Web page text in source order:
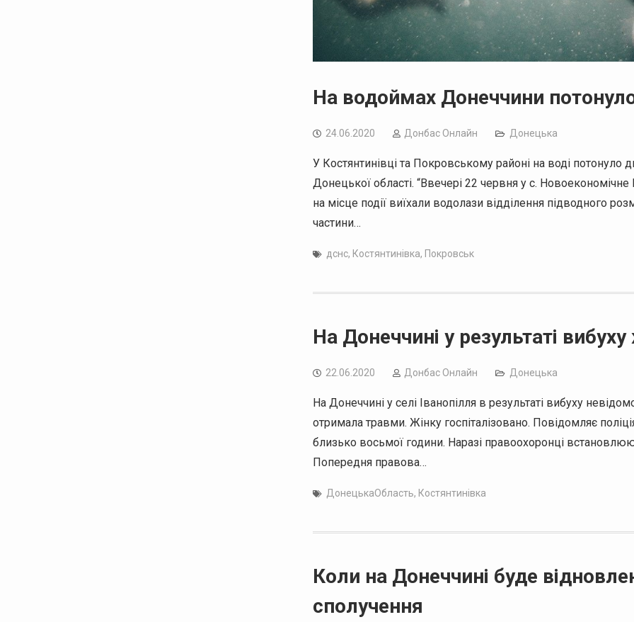
На водоймах Донеччини
24.06.2020 Дoнбас Онлайн Донецька
У Костянтинівці та Покровському районі на воді потонуло
Донецької області. “Ввечері 22 червня у с.
на місце події виїхали водолази відділення підводного
частини…
дснс, Костянтинівка, Покровськ
На Донеччині у результаті
22.06.2020 Дoнбас Онлайн Донецька
На Донеччині у селі Іванопілля в результаті вибуху
отримала травми. Жінку госпіталізовано. Повідомляє
близько восьмої години. Наразі правоохоронці
Попередня правова…
ДонецькаОбласть, Костянтинівка
Коли на Донеччині буде
сполучення